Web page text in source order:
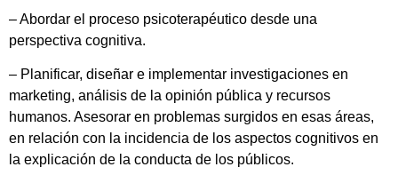
– Abordar el proceso psicoterapéutico desde una
perspectiva cognitiva.
– Planificar, diseñar e implementar investigaciones en
marketing, análisis de la opinión pública y recursos
humanos. Asesorar en problemas surgidos en esas áreas,
en relación con la incidencia de los aspectos cognitivos en
la explicación de la conducta de los públicos.